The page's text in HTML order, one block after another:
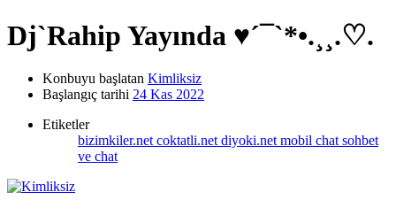
Dj`Rahip Yayında ♥´¯`*•.¸¸.♡.
Konbuyu başlatan Kimliksiz
Başlangıç tarihi 24 Kas 2022
Etiketler
bizimkiler.net coktatli.net diyoki.net mobil chat sohbet
ve chat